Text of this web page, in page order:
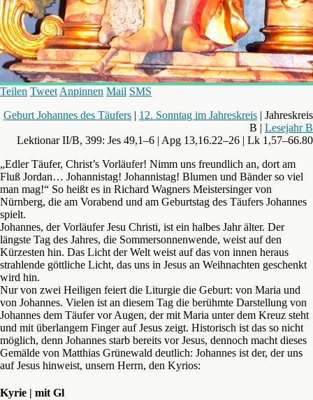
Teilen Tweet Anpinnen Mail SMS
Geburt Johannes des Täufers | 12. Sonntag im Jahreskreis | Jahreskreis
B | Lesejahr B
Lektionar II/B, 399: Jes 49,1–6 | Apg 13,16.22–26 | Lk 1,57–66.80
„Edler Täufer, Christ’s Vorläufer! Nimm uns freundlich an, dort am
Fluß Jordan… Johannistag! Johannistag! Blumen und Bänder so viel
man mag!“ So heißt es in Richard Wagners Meistersinger von
Nürnberg, die am Vorabend und am Geburtstag des Täufers Johannes
spielt.
Johannes, der Vorläufer Jesu Christi, ist ein halbes Jahr älter. Der
längste Tag des Jahres, die Sommersonnenwende, weist auf den
Kürzesten hin. Das Licht der Welt weist auf das von innen heraus
strahlende göttliche Licht, das uns in Jesus an Weihnachten geschenkt
wird hin.
Nur von zwei Heiligen feiert die Liturgie die Geburt: von Maria und
von Johannes. Vielen ist an diesem Tag die berühmte Darstellung von
Johannes dem Täufer vor Augen, der mit Maria unter dem Kreuz steht
und mit überlangem Finger auf Jesus zeigt. Historisch ist das so nicht
möglich, denn Johannes starb bereits vor Jesus, dennoch macht dieses
Gemälde von Matthias Grünewald deutlich: Johannes ist der, der uns
auf Jesus hinweist, unsern Herrn, den Kyrios:
Kyrie | mit Gl